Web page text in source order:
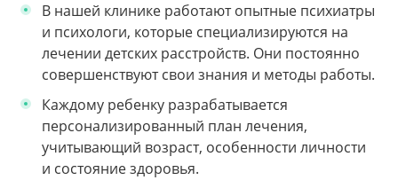
В нашей клинике работают опытные психиатры
и психологи, которые специализируются на
лечении детских расстройств. Они постоянно
совершенствуют свои знания и методы работы.
Каждому ребенку разрабатывается
персонализированный план лечения,
учитывающий возраст, особенности личности
и состояние здоровья.